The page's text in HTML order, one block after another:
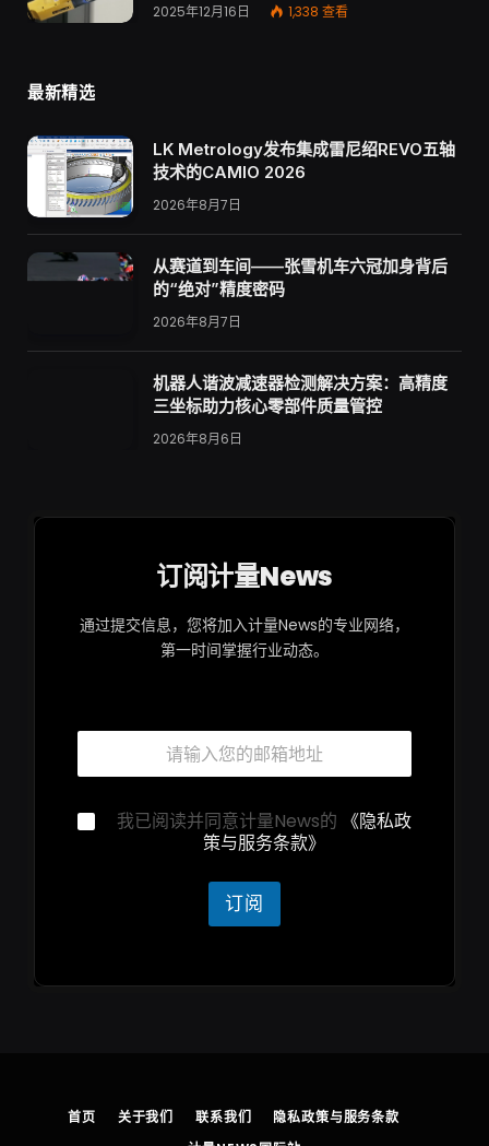
2025年12月16日 1,338 查看
最新精选
LK Metrology发布集成雷尼绍REVO五轴
技术的CAMIO 2026
2026年8月7日
从赛道到车间——张雪机车六冠加身背后
的“绝对”精度密码
2026年8月7日
机器人谐波减速器检测解决方案：高精度
三坐标助力核心零部件质量管控
2026年8月6日
订阅计量News
通过提交信息，您将加入计量News的专业网络，
第一时间掌握行业动态。
邮
*
私
声
隐
私
声
隐
我已阅读并同意计量News的 《隐私政
策与服务条款》
订阅
首页 关于我们 联系我们
隐私政策与服务条款